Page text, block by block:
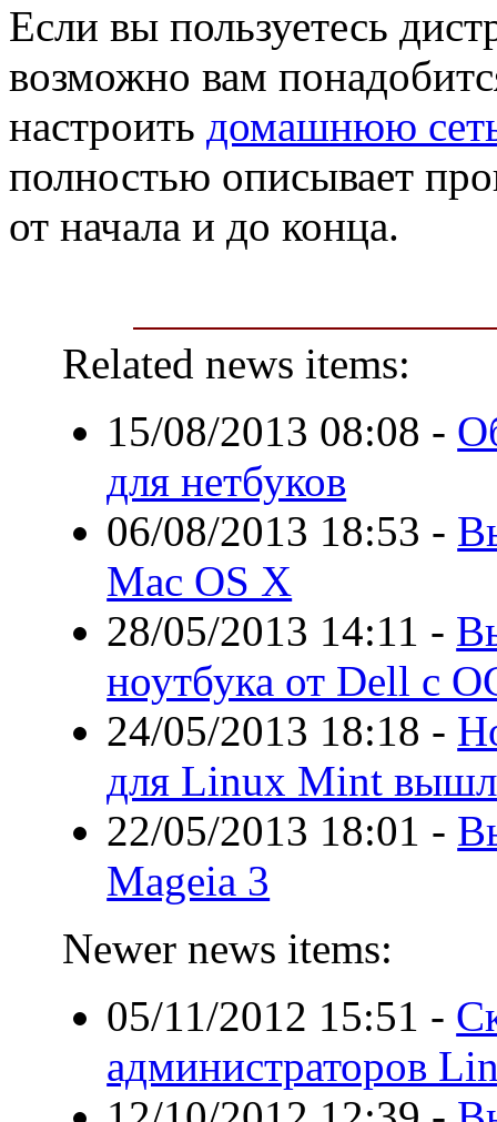
Если вы пользуетесь
возможно вам
настроить домашнюю
полностью описывает
от начала и до конца.
Related news items:
15/08/2013 08:08 -
для нетбуков
06/08/2013 18:53 -
Mac OS X
28/05/2013 14:11 -
ноутбука от Dell с
24/05/2013 18:18 -
для Linux Mint
22/05/2013 18:01 -
Mageia 3
Newer news items:
05/11/2012 15:51 -
администраторов